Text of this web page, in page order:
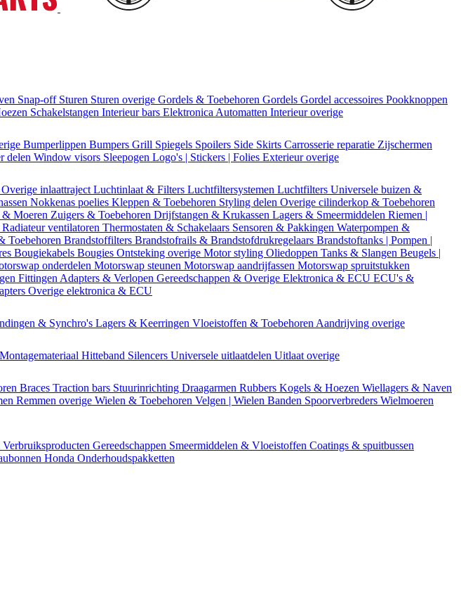
Snap-off Sturen Sturen overige Gordels & Toebehoren Gordels Gordel accessoires Pookknoppen
Schakelstangen Interieur bars Elektronica Automatten Interieur overige
Bumperlippen Bumpers Grill Spiegels Spoilers Side Skirts Carrosserie reparatie Zijschermen
delen Window visors Sleepogen Logo's | Stickers | Folies Exterieur overige
Overige inlaattraject Luchtinlaat & Filters Luchtfiltersystemen Luchtfilters Universele buizen &
Nokkenas poelies Kleppen & Toebehoren Styling delen Overige cilinderkop & Toebehoren
Moeren Zuigers & Toebehoren Drijfstangen & Krukassen Lagers & Smeermiddelen Riemen |
Radiateur ventilatoren Thermostaten & Schakelaars Sensoren & Pakkingen Waterpompen &
Toebehoren Brandstoffilters Brandstofrails & Brandstofdrukregelaars Brandstoftanks | Pompen |
Bougiekabels Bougies Ontsteking overige Motor styling Oliedoppen Tanks & Slangen Beugels |
onderdelen Motorswap steunen Motorswap aandrijfassen Motorswap spruitstukken
Fittingen Adapters & Verlopen Gereedschappen & Overige Elektronica & ECU ECU's &
Overige elektronica & ECU
& Synchro's Lagers & Keerringen Vloeistoffen & Toebehoren Aandrijving overige
Montagemateriaal Hitteband Silencers Universele uitlaatdelen Uitlaat overige
Braces Traction bars Stuurinrichting Draagarmen Rubbers Kogels & Hoezen Wiellagers & Naven
Remmen overige Wielen & Toebehoren Velgen | Wielen Banden Spoorverbreders Wielmoeren
Gereedschappen Smeermiddelen & Vloeistoffen Coatings & spuitbussen
Honda Onderhoudspakketten